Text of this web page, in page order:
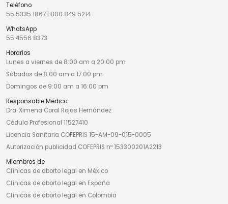
Teléfono
55 5335 1867
800 849 5214
WhatsApp
55 4556 8373
Horarios
Lunes a viernes de 8:00 am a 20:00 pm
Sábados de 8:00 am a 17:00 pm
Domingos de 9:00 am a 16:00 pm
Responsable Médico
Dra. Ximena Coral Rojas Hernández
Cédula Profesional 11527410
Licencia Sanitaria COFEPRIS 15-AM-09-015-0005
Autorización publicidad COFEPRIS nº 153300201A2213
Miembros de
Clínicas de aborto legal en México
Clínicas de aborto legal en España
Clínicas de aborto legal en Colombia